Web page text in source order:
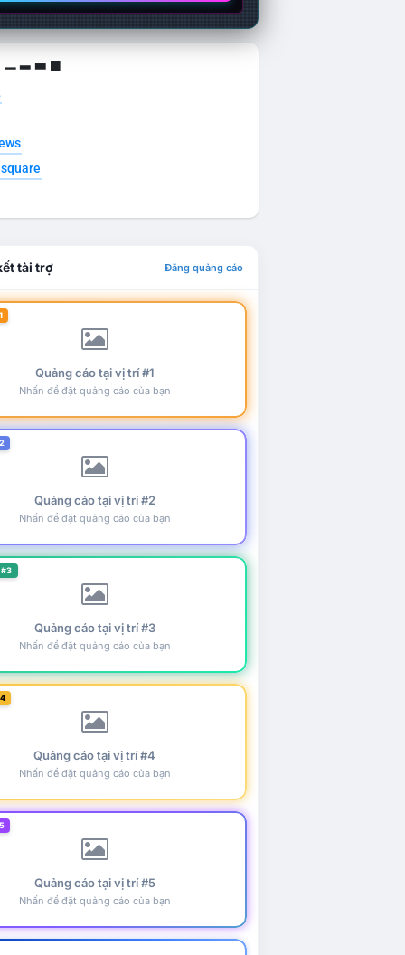
▁ ▂ ▃ ▄
tài trợ Đăng quảng cáo
Quảng cáo tại vị trí #1
Nhấn để đặt quảng cáo của bạn
Quảng cáo tại vị trí #2
Nhấn để đặt quảng cáo của bạn
Quảng cáo tại vị trí #3
Nhấn để đặt quảng cáo của bạn
Quảng cáo tại vị trí #4
Nhấn để đặt quảng cáo của bạn
Quảng cáo tại vị trí #5
Nhấn để đặt quảng cáo của bạn